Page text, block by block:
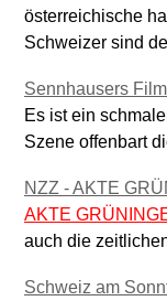
österreichische
Schweizer sind
Sennhausers
Es ist ein
Szene offenbart
NZZ - AKTE
AKTE
auch die
Schweiz am